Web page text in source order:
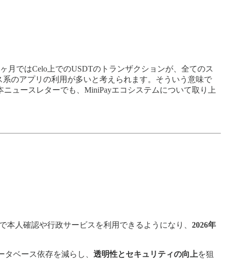
ではCelo上でのUSDTのトランザクションが、全てのス
のアプリの利用が多いと考えられます。そういう意味で
ュースレターでも、MiniPayエコシステムについて取り上
本人確認や行政サービスを利用できるようになり、 2026年
ベース依存を減らし、 透明性とセキュリティの向上を狙